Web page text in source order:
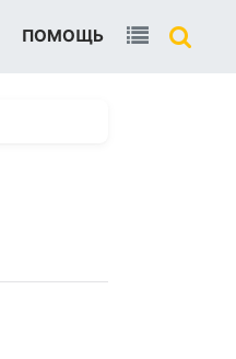
ПОМОЩЬ